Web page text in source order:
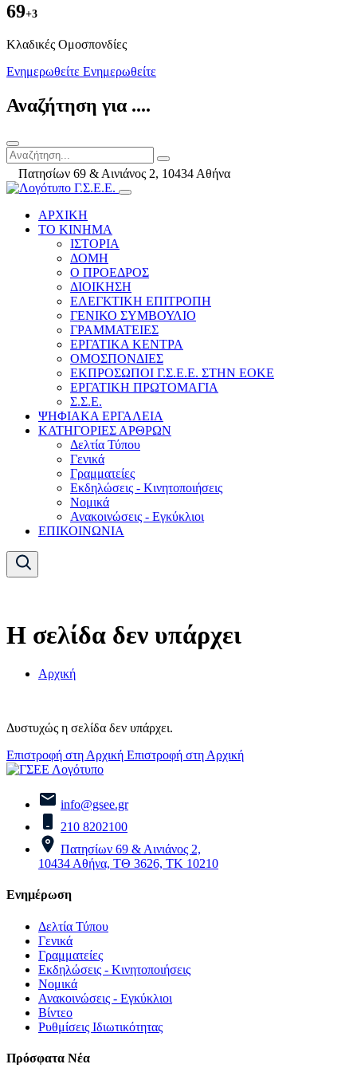
69+3
Kλαδικές Ομοσπονδίες
Ενημερωθείτε Ενημερωθείτε
Αναζήτηση για ....
Πατησίων 69 & Αινιάνος 2, 10434 Αθήνα
ΑΡΧΙΚΗ
ΤΟ ΚΙΝΗΜΑ
ΙΣΤΟΡΙΑ
ΔΟΜΗ
Ο ΠΡΟΕΔΡΟΣ
ΔΙΟΙΚΗΣΗ
ΕΛΕΓΚΤΙΚΗ ΕΠΙΤΡΟΠΗ
ΓΕΝΙΚΟ ΣΥΜΒΟΥΛΙΟ
ΓΡΑΜΜΑΤΕΙΕΣ
ΕΡΓΑΤΙΚΑ ΚΕΝΤΡΑ
ΟΜΟΣΠΟΝΔΙΕΣ
ΕΚΠΡΟΣΩΠΟΙ Γ.Σ.Ε.Ε. ΣΤΗΝ ΕΟΚΕ
ΕΡΓΑΤΙΚΗ ΠΡΩΤΟΜΑΓΙΑ
Σ.Σ.Ε.
ΨΗΦΙΑΚΑ ΕΡΓΑΛΕΙΑ
ΚΑΤΗΓΟΡΙΕΣ ΑΡΘΡΩΝ
Δελτία Τύπου
Γενικά
Γραμματείες
Εκδηλώσεις - Κινητοποιήσεις
Νομικά
Ανακοινώσεις - Εγκύκλιοι
ΕΠΙΚΟΙΝΩΝΙΑ
Η σελίδα δεν υπάρχει
Αρχική
Δυστυχώς η σελίδα δεν υπάρχει.
Επιστροφή στη Αρχική Επιστροφή στη Αρχική
info@gsee.gr
210 8202100
Πατησίων 69 & Αινιάνος 2,
10434 Αθήνα, ΤΘ 3626, ΤΚ 10210
Ενημέρωση
Δελτία Τύπου
Γενικά
Γραμματείες
Εκδηλώσεις - Κινητοποιήσεις
Νομικά
Ανακοινώσεις - Εγκύκλιοι
Βίντεο
Ρυθμίσεις Ιδιωτικότητας
Πρόσφατα Νέα